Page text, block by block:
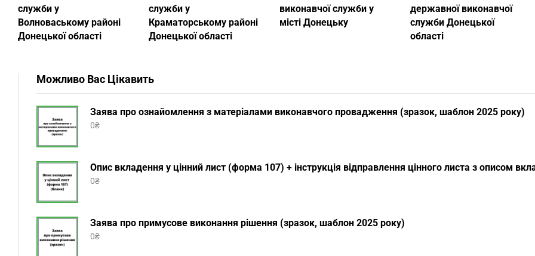
служби у
Волноваському районі
Донецької області
служби у
Краматорському районі
Донецької області
виконавчої служби у
місті Донецьку
державної виконавчої
служби Донецької
області
Можливо Вас Цікавить
Заява про ознайомлення з матеріалами виконавчого провадження (зразок, шаблон 2025 року)
0₴
Опис вкладення у цінний лист (форма 107) + інструкція відправлення цінного листа з описом
0₴
Заява про примусове виконання рішення (зразок, шаблон 2025 року)
0₴